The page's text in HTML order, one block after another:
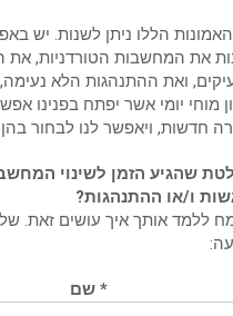
הללו ניתן לשנות. יש
את המחשבות הטורדניות, את
ואת ההתנהגות הלא
מוחי יומי אשר יפתח בפנינו
חדשות, ויאפשר לנו לבחור בהן.
שהגיע הזמן לשינוי
ו/או ההתנהגות?
ללמד אותך איך עושים זאת.
* שם